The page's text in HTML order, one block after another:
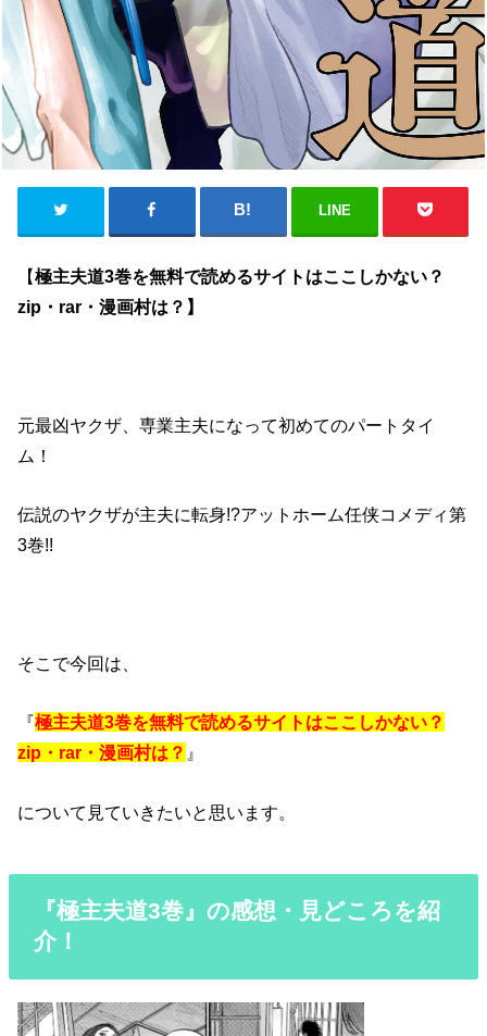
LINE
【極主夫道3巻を無料で読めるサイトはここしかない？
zip・rar・漫画村は？】
元最凶ヤクザ、専業主夫になって初めてのパートタイ
ム！
伝説のヤクザが主夫に転身!?アットホーム任侠コメディ第
3巻!!
そこで今回は、
『極主夫道3巻を無料で読めるサイトはここしかない？
zip・rar・漫画村は？ 』
について見ていきたいと思います。
『極主夫道3巻』の感想・見どころを紹
介！